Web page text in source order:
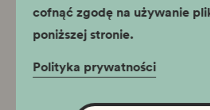
cofnąć zgodę na używanie
poniższej stronie.
Polityka prywatności